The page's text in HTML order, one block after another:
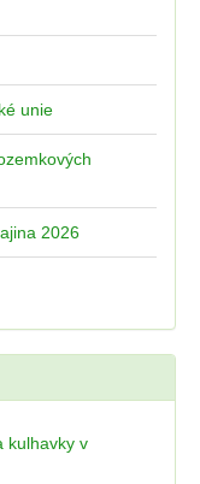
unie
2026
kulhavky v